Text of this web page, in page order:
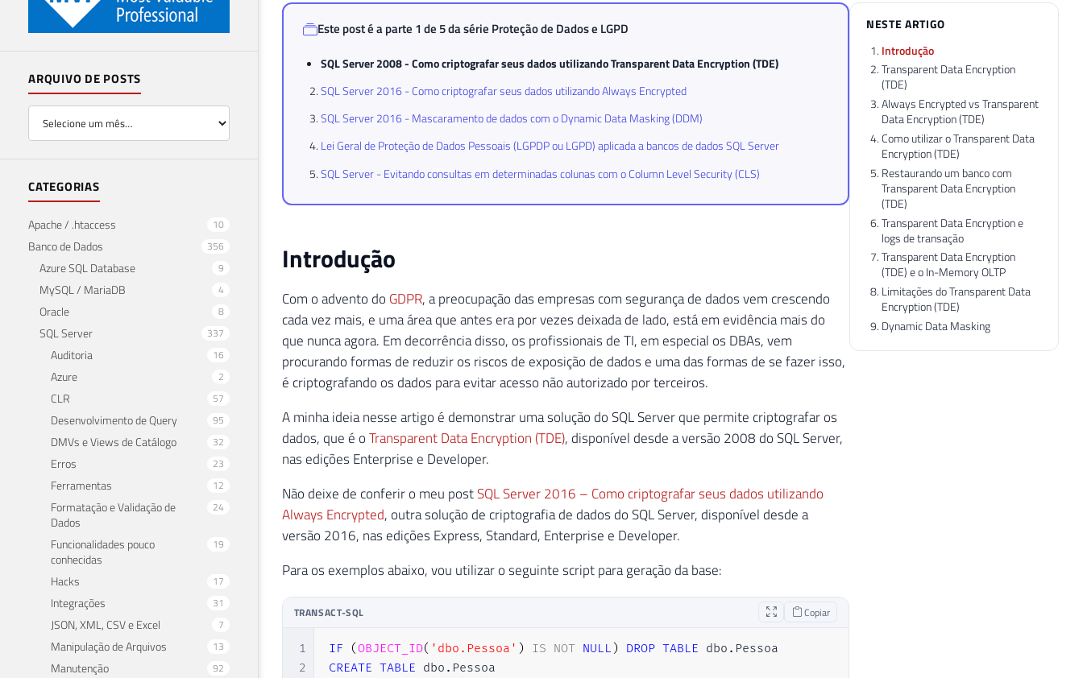
ARQUIVO DE POSTS
CATEGORIAS
Apache / .htaccess 10
Banco de Dados 356
Azure SQL Database 9
MySQL / MariaDB 4
Oracle 8
SQL Server 337
Auditoria 16
Azure 2
CLR 57
Desenvolvimento de Query 95
DMVs e Views de Catálogo 32
Erros 23
Ferramentas 12
Formatação e Validação de
Dados
24
Funcionalidades pouco
conhecidas
19
Hacks 17
Integrações 31
JSON, XML, CSV e Excel 7
Manipulação de Arquivos 13
Manutenção 92
Este post é a parte 1 de 5 da série Proteção de Dados e LGPD
SQL Server 2008 - Como criptografar seus dados utilizando Transparent Data Encryption (TDE)
SQL Server 2016 - Como criptografar seus dados utilizando Always Encrypted
SQL Server 2016 - Mascaramento de dados com o Dynamic Data Masking (DDM)
Lei Geral de Proteção de Dados Pessoais (LGPDP ou LGPD) aplicada a bancos de dados SQL Server
SQL Server - Evitando consultas em determinadas colunas com o Column Level Security (CLS)
Introdução
Com o advento do GDPR, a preocupação das empresas com segurança de dados vem crescendo
cada vez mais, e uma área que antes era por vezes deixada de lado, está em evidência mais do
que nunca agora. Em decorrência disso, os profissionais de TI, em especial os DBAs, vem
procurando formas de reduzir os riscos de exposição de dados e uma das formas de se fazer isso,
é criptografando os dados para evitar acesso não autorizado por terceiros.
A minha ideia nesse artigo é demonstrar uma solução do SQL Server que permite criptografar os
dados, que é oTransparent Data Encryption (TDE), disponível desde a versão 2008 do SQL Server,
nas edições Enterprise e Developer.
Não deixe de conferir o meu postSQL Server 2016 – Como criptografar seus dados utilizando
Always Encrypted, outra solução de criptografia de dados do SQL Server, disponível desde a
versão 2016, nas edições Express, Standard, Enterprise e Developer.
Para os exemplos abaixo, vou utilizar o seguinte script para geração da base:
TRANSACT-SQL Copiar
1
2
IF (OBJECT_ID( 'dbo.Pessoa' ) IS NOT NULL ) DROP TABLE dbo .
CREATE TABLE dbo .
NESTE ARTIGO
Introdução
Transparent Data Encryption
(TDE)
Always Encrypted vs Transparent
Data Encryption (TDE)
Como utilizar o Transparent Data
Encryption (TDE)
Restaurando um banco com
Transparent Data Encryption
(TDE)
Transparent Data Encryption e
logs de transação
Transparent Data Encryption
(TDE) e o In-Memory OLTP
Limitações do Transparent Data
Encryption (TDE)
Dynamic Data Masking